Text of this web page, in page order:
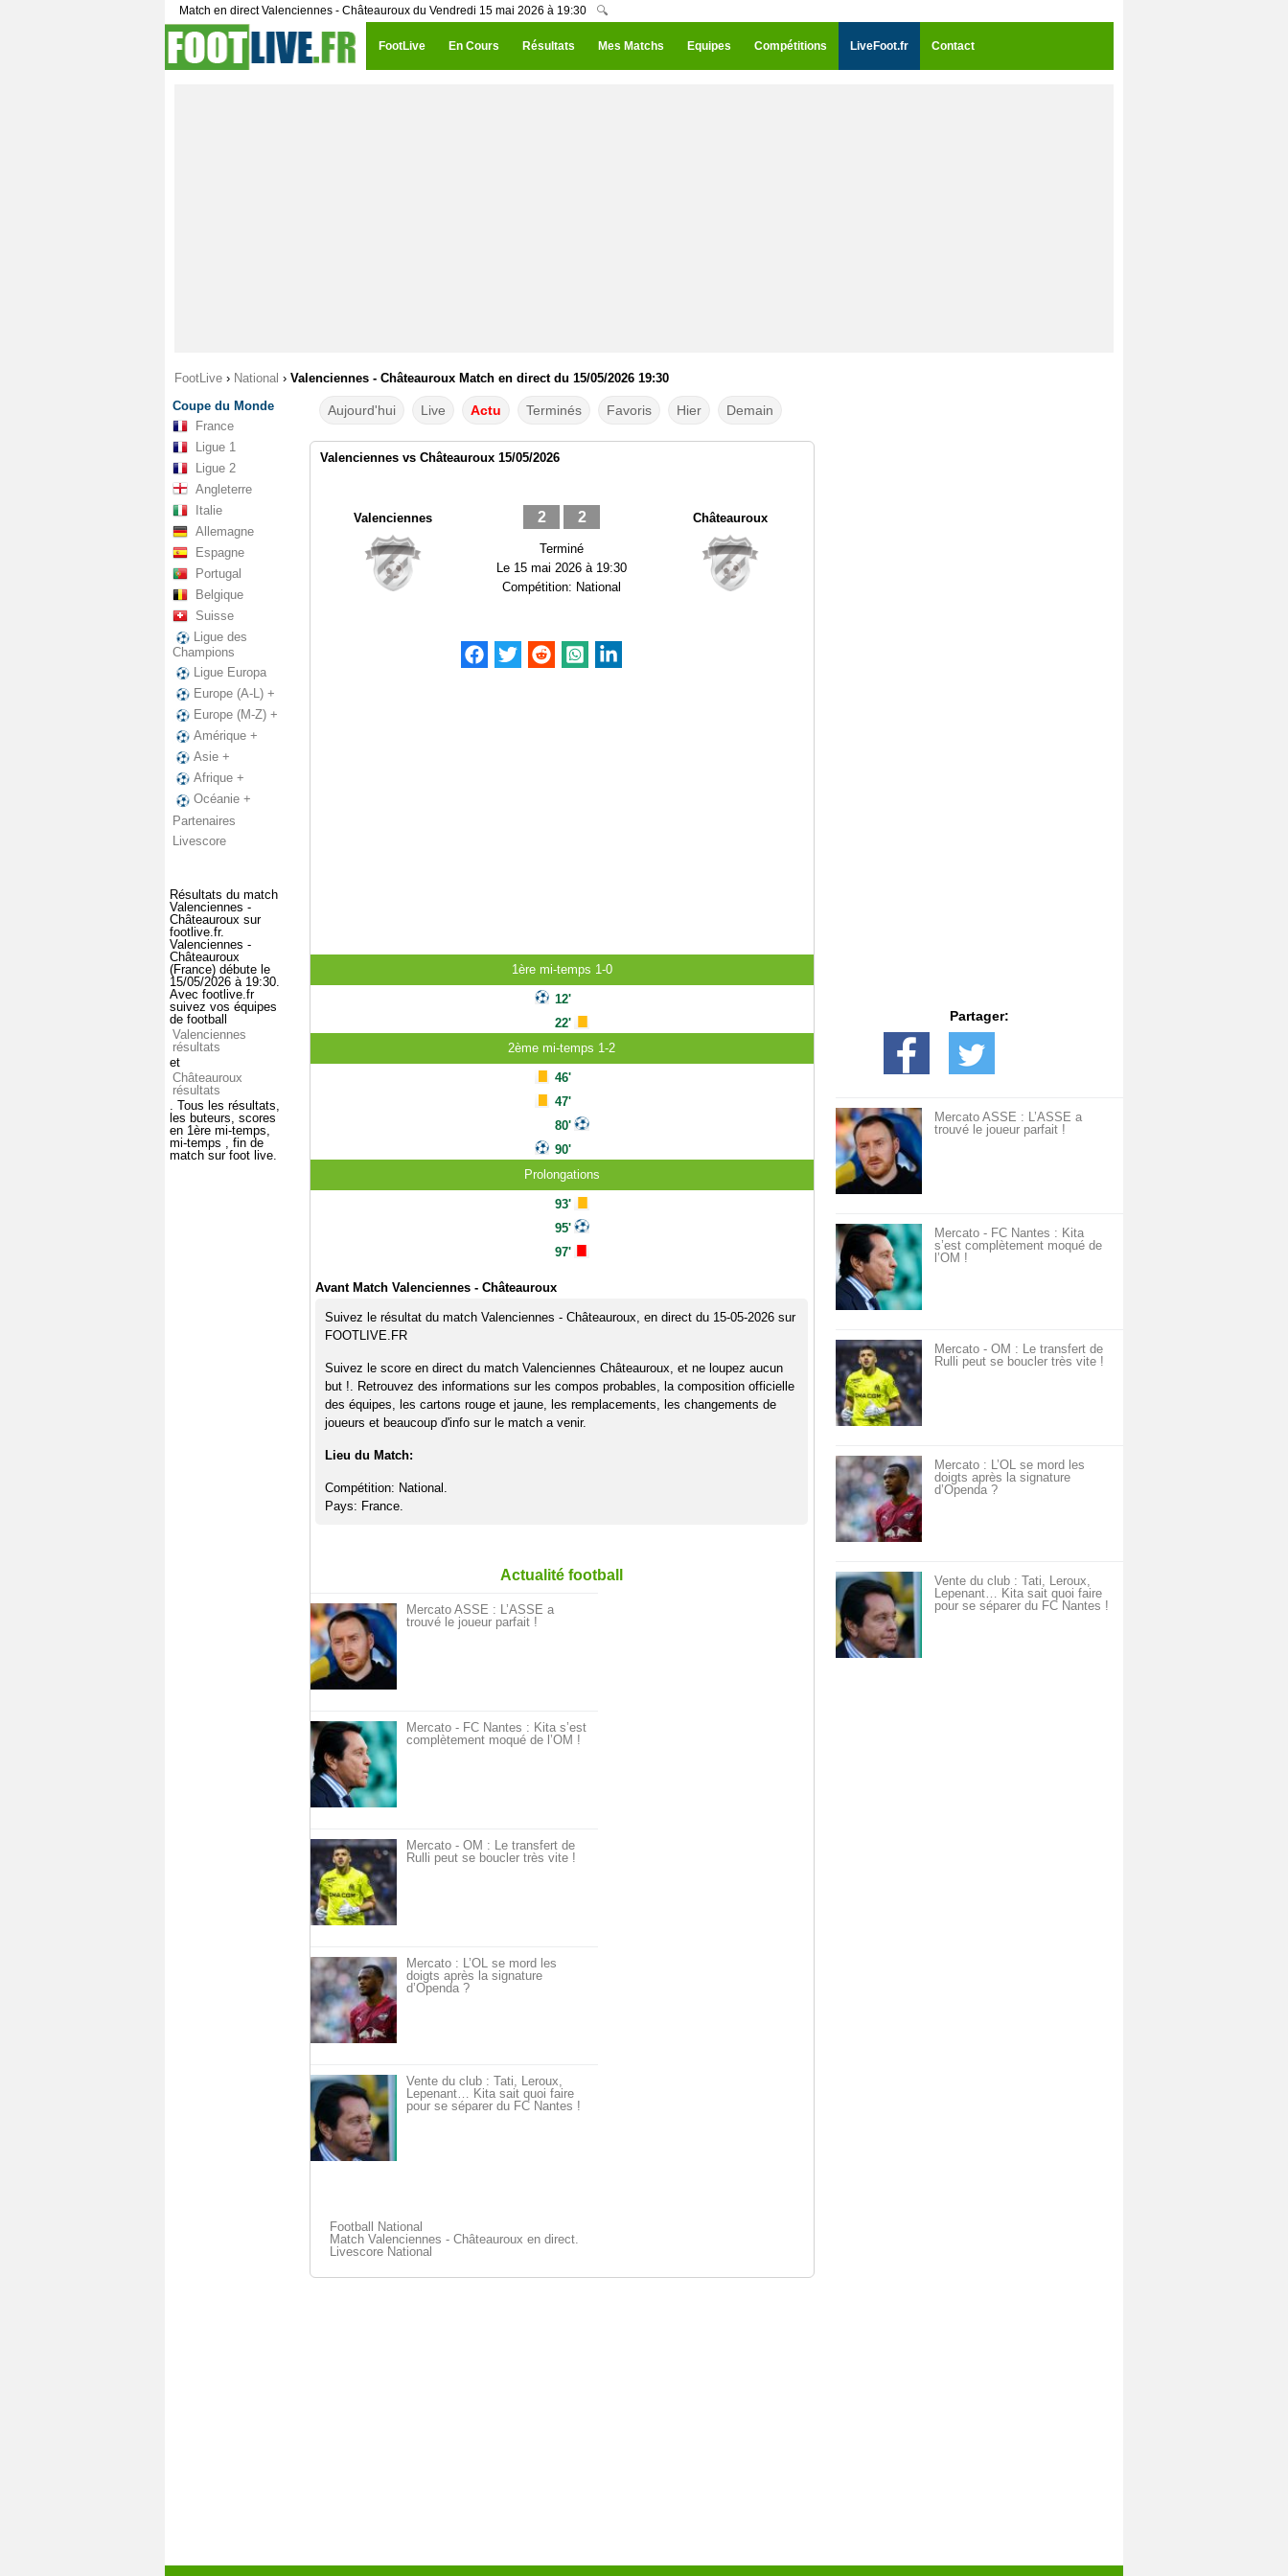
Match en direct Valenciennes - Châteauroux du Vendredi 15 mai 2026 à 19:30 🔍
FootLive En Cours Résultats Mes Matchs Equipes Compétitions LiveFoot.fr Contact
FootLive › National › Valenciennes - Châteauroux Match en direct du 15/05/2026 19:30
Coupe du Monde
France
Ligue 1
Ligue 2
Angleterre
Italie
Allemagne
Espagne
Portugal
Belgique
Suisse
Ligue des
Champions
Ligue Europa
Europe (A-L) +
Europe (M-Z) +
Amérique +
Asie +
Afrique +
Océanie +
Partenaires
Livescore
Résultats du match
Valenciennes -
Châteauroux sur
footlive.fr.
Valenciennes -
Châteauroux
(France) débute le
15/05/2026 à 19:30.
Avec footlive.fr
suivez vos équipes
de football
Valenciennes
résultats
et
Châteauroux
résultats
. Tous les résultats,
les buteurs, scores
en 1ère mi-temps,
mi-temps , fin de
match sur foot live.
Aujourd'hui Live Actu Terminés Favoris Hier Demain
Valenciennes vs Châteauroux 15/05/2026
Valenciennes 2 2
Terminé
Le 15 mai 2026 à 19:30
Compétition: National
Châteauroux
1ère mi-temps 1-0
12'
22'
2ème mi-temps 1-2
46'
47'
80'
90'
Prolongations
93'
95'
97'
Avant Match Valenciennes - Châteauroux
Suivez le résultat du match Valenciennes - Châteauroux, en direct du 15-05-2026 sur
FOOTLIVE.FR
Suivez le score en direct du match Valenciennes Châteauroux, et ne loupez aucun
but !. Retrouvez des informations sur les compos probables, la composition officielle
des équipes, les cartons rouge et jaune, les remplacements, les changements de
joueurs et beaucoup d'info sur le match a venir.
Lieu du Match:
Compétition: National.
Pays: France.
Actualité football
Mercato ASSE : L’ASSE a
trouvé le joueur parfait !
Mercato - FC Nantes : Kita s’est
complètement moqué de l’OM !
Mercato - OM : Le transfert de
Rulli peut se boucler très vite !
Mercato : L’OL se mord les
doigts après la signature
d’Openda ?
Vente du club : Tati, Leroux,
Lepenant… Kita sait quoi faire
pour se séparer du FC Nantes !
Football National
Match Valenciennes - Châteauroux en direct.
Livescore National
Partager:
Mercato ASSE : L’ASSE a
trouvé le joueur parfait !
Mercato - FC Nantes : Kita
s’est complètement moqué de
l’OM !
Mercato - OM : Le transfert de
Rulli peut se boucler très vite !
Mercato : L’OL se mord les
doigts après la signature
d’Openda ?
Vente du club : Tati, Leroux,
Lepenant… Kita sait quoi faire
pour se séparer du FC Nantes !